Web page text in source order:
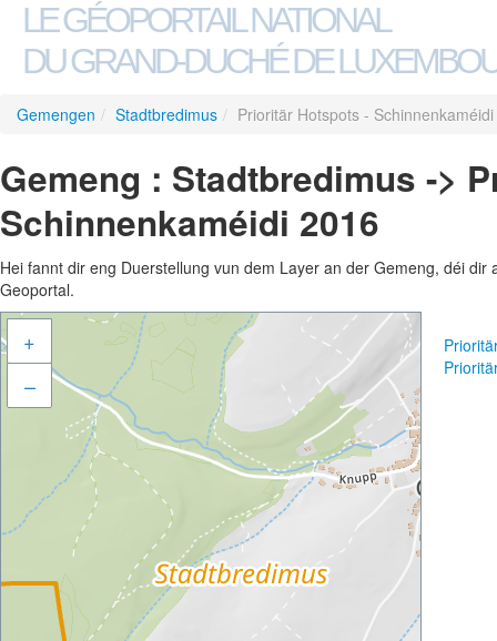
LE GÉOPORTAIL NATIONAL
DU GRAND-DUCHÉ DE
Gemengen / Stadtbredimus / Prioritär Hotspots -
Gemeng : Stadtbredimus ->
Schinnenkaméidi 2016
Hei fannt dir eng Duerstellung vun dem Layer an der Gemeng, déi
Geoportal.
+
–